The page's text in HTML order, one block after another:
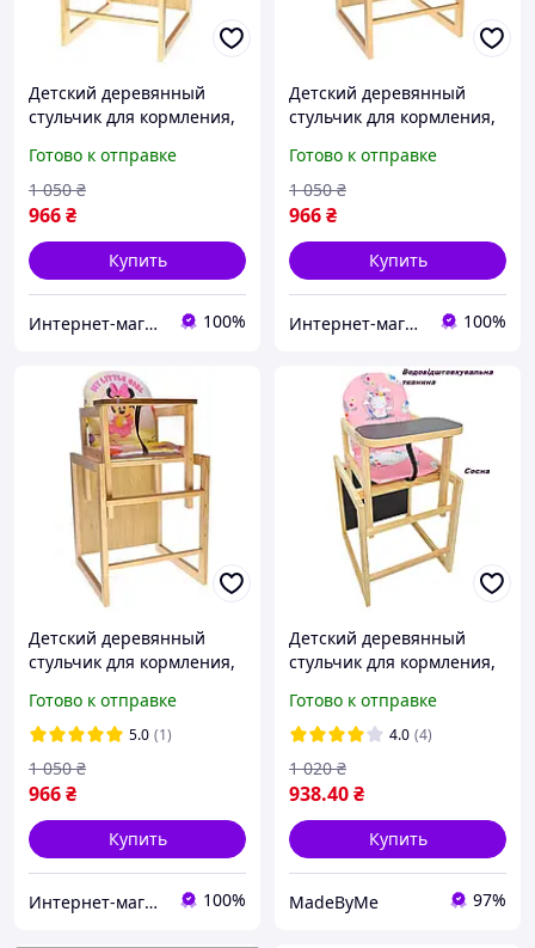
Детский деревянный
стульчик для кормления,
"Лисичка".
Готово к отправке
966₴
1 050 ₴
Купить
Интернет-магазин "IgroShop" 100%
Детский деревянный
стульчик для кормления,
"ZOO".
Готово к отправке
966₴
1 050 ₴
Купить
Интернет-магазин "IgroShop" 100%
Детский деревянный
стульчик для кормления,
"My little girl".
Готово к отправке
5.0 (1)
966₴
1 050 ₴
Купить
Интернет-магазин "IgroShop" 100%
Детский деревянный
стульчик для кормления,
"Little bunny" (modern).
Готово к отправке
4.0 (4)
938.40₴
1 020 ₴
Купить
MadeByMe 97%